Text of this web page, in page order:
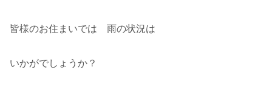
皆様のお住まいでは 雨の状況は
いかがでしょうか？